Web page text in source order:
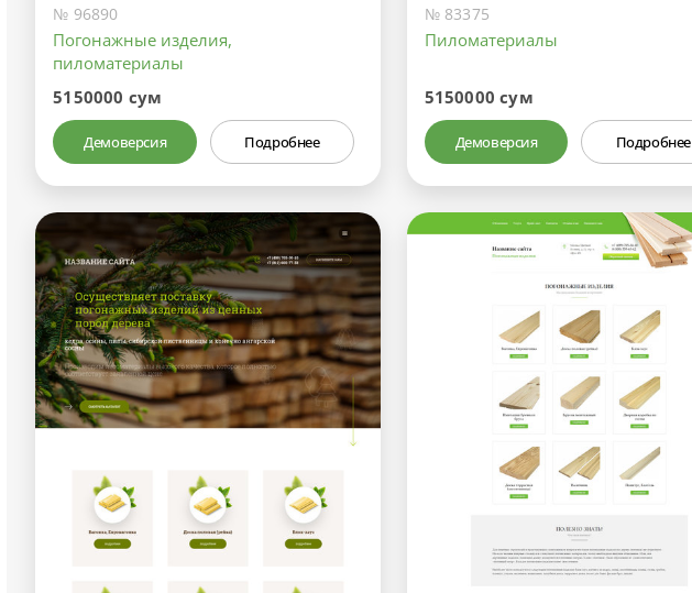
№ 96890
Погонажные изделия,
пиломатериалы
5150000 сум
Демоверсия Подробнее
№ 83375
Пиломатериалы
5150000 сум
Демоверсия Подробнее